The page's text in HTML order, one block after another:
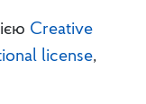
Creative
license,